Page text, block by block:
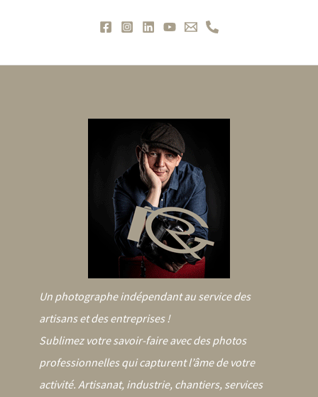
Un photographe indépendant au service des
artisans et des entreprises !
Sublimez votre savoir-faire avec des photos
professionnelles qui capturent l’âme de votre
activité. Artisanat, industrie, chantiers, services